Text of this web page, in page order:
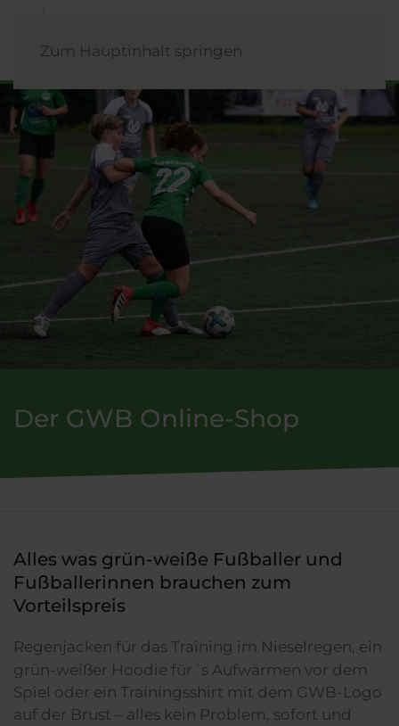
Zum Hauptinhalt springen
Der GWB Online-Shop
Alles was grün-weiße Fußballer und
Fußballerinnen brauchen zum
Vorteilspreis
Regenjacken für das Training im Nieselregen, ein
grün-weißer Hoodie für´s Aufwärmen vor dem
Spiel oder ein Trainingsshirt mit dem GWB-Logo
auf der Brust – alles kein Problem, sofort und